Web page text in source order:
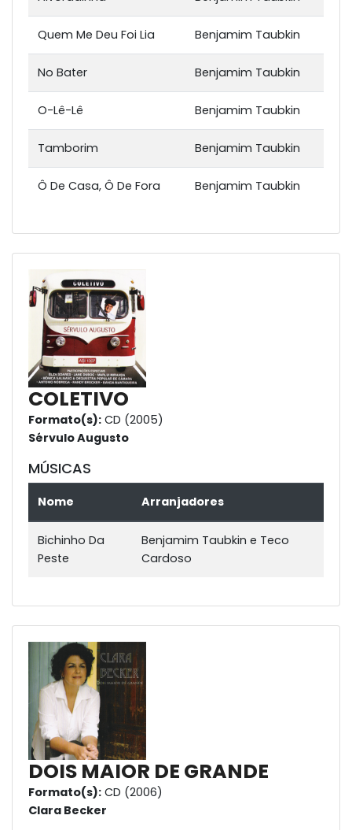
Quem Me Deu Foi Lia Benjamim Taubkin
No Bater Benjamim Taubkin
O-Lê-Lê Benjamim Taubkin
Tamborim Benjamim Taubkin
Ô De Casa, Ô De Fora Benjamim Taubkin
COLETIVO
Formato(s): CD (2005)
Sérvulo Augusto
MÚSICAS
Nome Arranjadores
Bichinho Da
Peste
Benjamim Taubkin e Teco
Cardoso
DOIS MAIOR DE GRANDE
Formato(s): CD (2006)
Clara Becker